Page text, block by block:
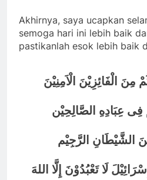
Akhirnya, saya ucapkan
semoga hari ini lebih baik
pastikanlah esok lebih baik
مِنَ الْفَائِزِيْنَ الْاَمِنِيْنَ
فِى عِبَادِهِ الصَّالِحِيْن
الشَّيْطَانِ الرَّجِيْم
لَا تَعْبُدُوْنَ إِلَّا اللهَ